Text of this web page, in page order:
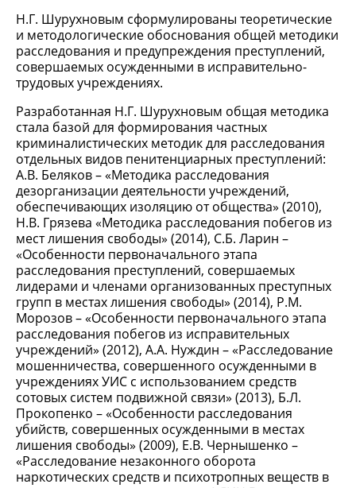
Н.Г. Шурухновым сформулированы теоретические
и методологические обоснования общей методики
расследования и предупреждения преступлений,
совершаемых осужденными в исправительно-
трудовых учреждениях.
Разработанная Н.Г. Шурухновым общая методика
стала базой для формирования частных
криминалистических методик для расследования
отдельных видов пенитенциарных преступлений:
А.В. Беляков – «Методика расследования
дезорганизации деятельности учреждений,
обеспечивающих изоляцию от общества» (2010),
Н.В. Грязева «Методика расследования побегов из
мест лишения свободы» (2014), С.Б. Ларин –
«Особенности первоначального этапа
расследования преступлений, совершаемых
лидерами и членами организованных преступных
групп в местах лишения свободы» (2014), Р.М.
Морозов – «Особенности первоначального этапа
расследования побегов из исправительных
учреждений» (2012), А.А. Нуждин – «Расследование
мошенничества, совершенного осужденными в
учреждениях УИС с использованием средств
сотовых систем подвижной связи» (2013), Б.Л.
Прокопенко – «Особенности расследования
убийств, совершенных осужденными в местах
лишения свободы» (2009), Е.В. Чернышенко –
«Расследование незаконного оборота
наркотических средств и психотропных веществ в